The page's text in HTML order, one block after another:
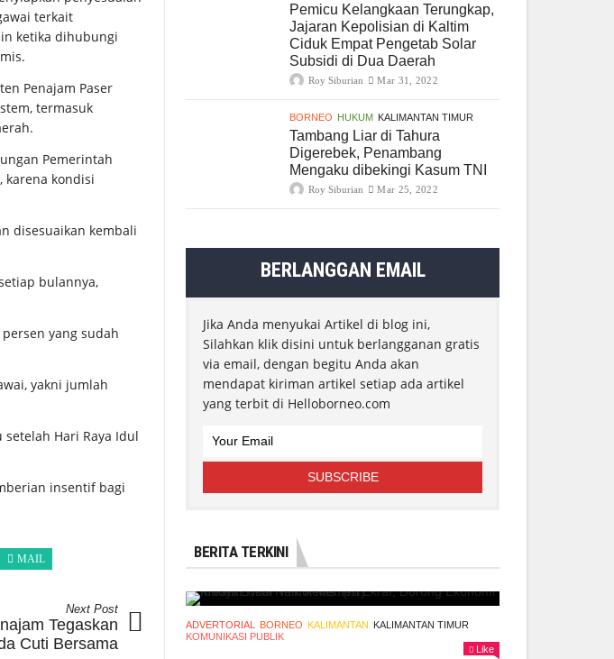
terkait
ketika dihubungi
Penajam Paser
termasuk
Pemerintah
karena kondisi
disesuaikan kembali
bulannya,
yang sudah
yakni jumlah
Hari Raya Idul
insentif bagi
MAIL
Next Post
Tegaskan
Cuti Bersama
Pemicu Kelangkaan Terungkap,
Jajaran Kepolisian di Kaltim
Ciduk Empat Pengetab Solar
Subsidi di Dua Daerah
Roy Siburian Mar 31, 2022
BORNEO HUKUM KALIMANTAN TIMUR
Tambang Liar di Tahura
Digerebek, Penambang
Mengaku dibekingi Kasum TNI
Roy Siburian Mar 25, 2022
BERLANGGAN EMAIL
Jika Anda menyukai Artikel di blog ini,
Silahkan klik disini untuk berlangganan gratis
via email, dengan begitu Anda akan
mendapat kiriman artikel setiap ada artikel
yang terbit di Helloborneo.com
BERITA TERKINI
ADVERTORIAL BORNEO KALIMANTAN KALIMANTAN TIMUR
KOMUNIKASI PUBLIK
Like